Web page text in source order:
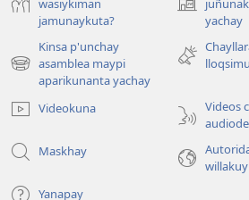
wasiykiman
jamunaykuta?
yachay
(abre
nueva
ventana)
Kinsa p'unchay
asamblea maypi
aparikunanta yachay
(abre
nuevaVideokuna
Videos
Maskhay
willakuy
Yanapay